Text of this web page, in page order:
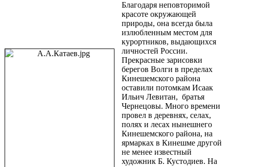
Благодаря неповторимой
красоте окружающей
природы, она всегда была
излюбленным местом для
курортников, выдающихся
личностей России.
Прекрасные зарисовки
берегов Волги в пределах
Кинешемского района
оставили потомкам Исаак
Ильич Левитан, братья
Чернецовы. Много времени
провел в деревнях, селах,
полях и лесах нынешнего
Кинешемского района, на
ярмарках в Кинешме другой
не менее известный
художник Б. Кустодиев. На